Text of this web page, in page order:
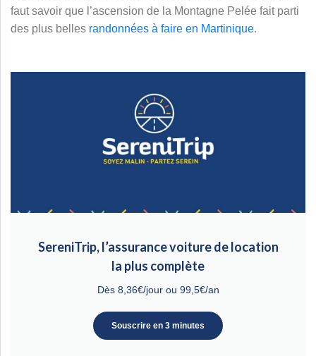
faut savoir que l’ascension de la Montagne Pelée fait parti
des plus belles randonnées à faire en Martinique.
SereniTrip, l’assurance voiture de location
la plus complète
Dès 8,36€/jour ou 99,5€/an
Souscrire en 3 minutes